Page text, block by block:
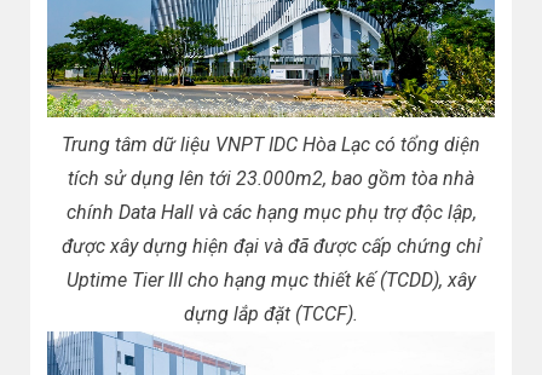
Trung tâm dữ liệu VNPT IDC Hòa Lạc có tổng diện
tích sử dụng lên tới 23.000m2, bao gồm tòa nhà
chính Data Hall và các hạng mục phụ trợ độc lập,
được xây dựng hiện đại và đã được cấp chứng chỉ
Uptime Tier III cho hạng mục thiết kế (TCDD), xây
dựng lắp đặt (TCCF).